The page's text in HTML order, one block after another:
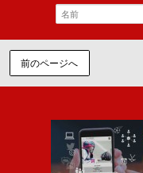
前のページへ